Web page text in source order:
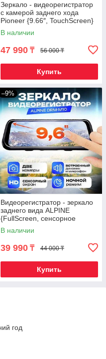
Зеркало - видеорегистратор
с камерой заднего хода
Pioneer {9.66″, TouchScreen}
(P2 2K+WiFi)
В наличии
47 990 ₸ 56 000 ₸
Купить
–9%
Видеорегистратор - зеркало
заднего вида ALPINE
{FullScreen, сенсорное
управление} (Pro FullHD)
В наличии
39 990 ₸ 44 000 ₸
Купить
год